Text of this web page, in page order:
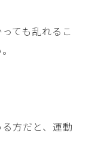
ても乱れるこ
方だと、運動